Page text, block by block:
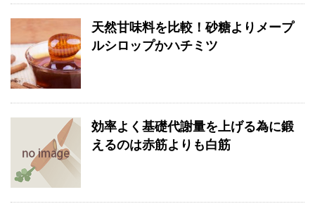
天然甘味料を比較！砂糖よりメープ
ルシロップかハチミツ
効率よく基礎代謝量を上げる為に鍛
えるのは赤筋よりも白筋